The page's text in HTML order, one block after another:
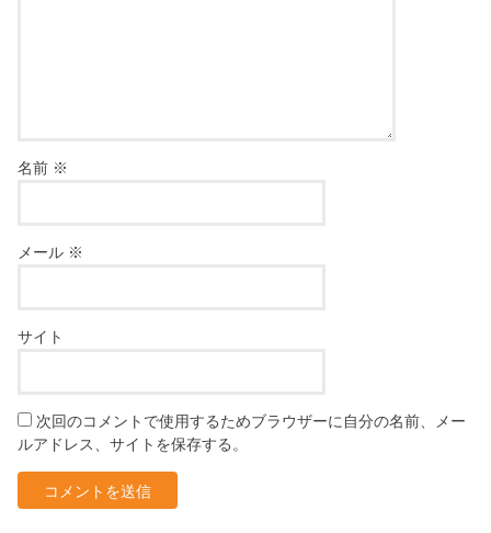
名前 ※
メール ※
サイト
次回のコメントで使用するためブラウザーに自分の名前、メー
ルアドレス、サイトを保存する。